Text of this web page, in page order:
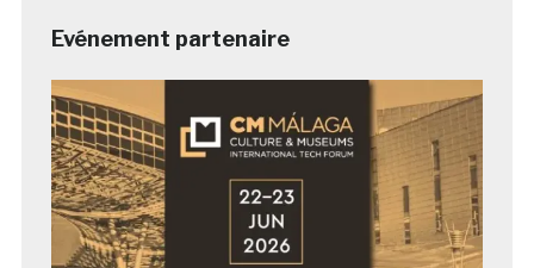
Evénement partenaire